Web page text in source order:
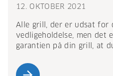
12. OKTOBER 2021
Alle grill, der er udsat for
vedligeholdelse, men det
garantien på din grill, at